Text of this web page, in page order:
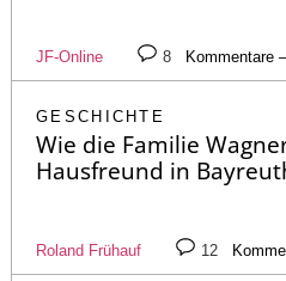
JF-Online 8 Kommentare
GESCHICHTE
Wie die Familie
Hausfreund in
Roland Frühauf 12